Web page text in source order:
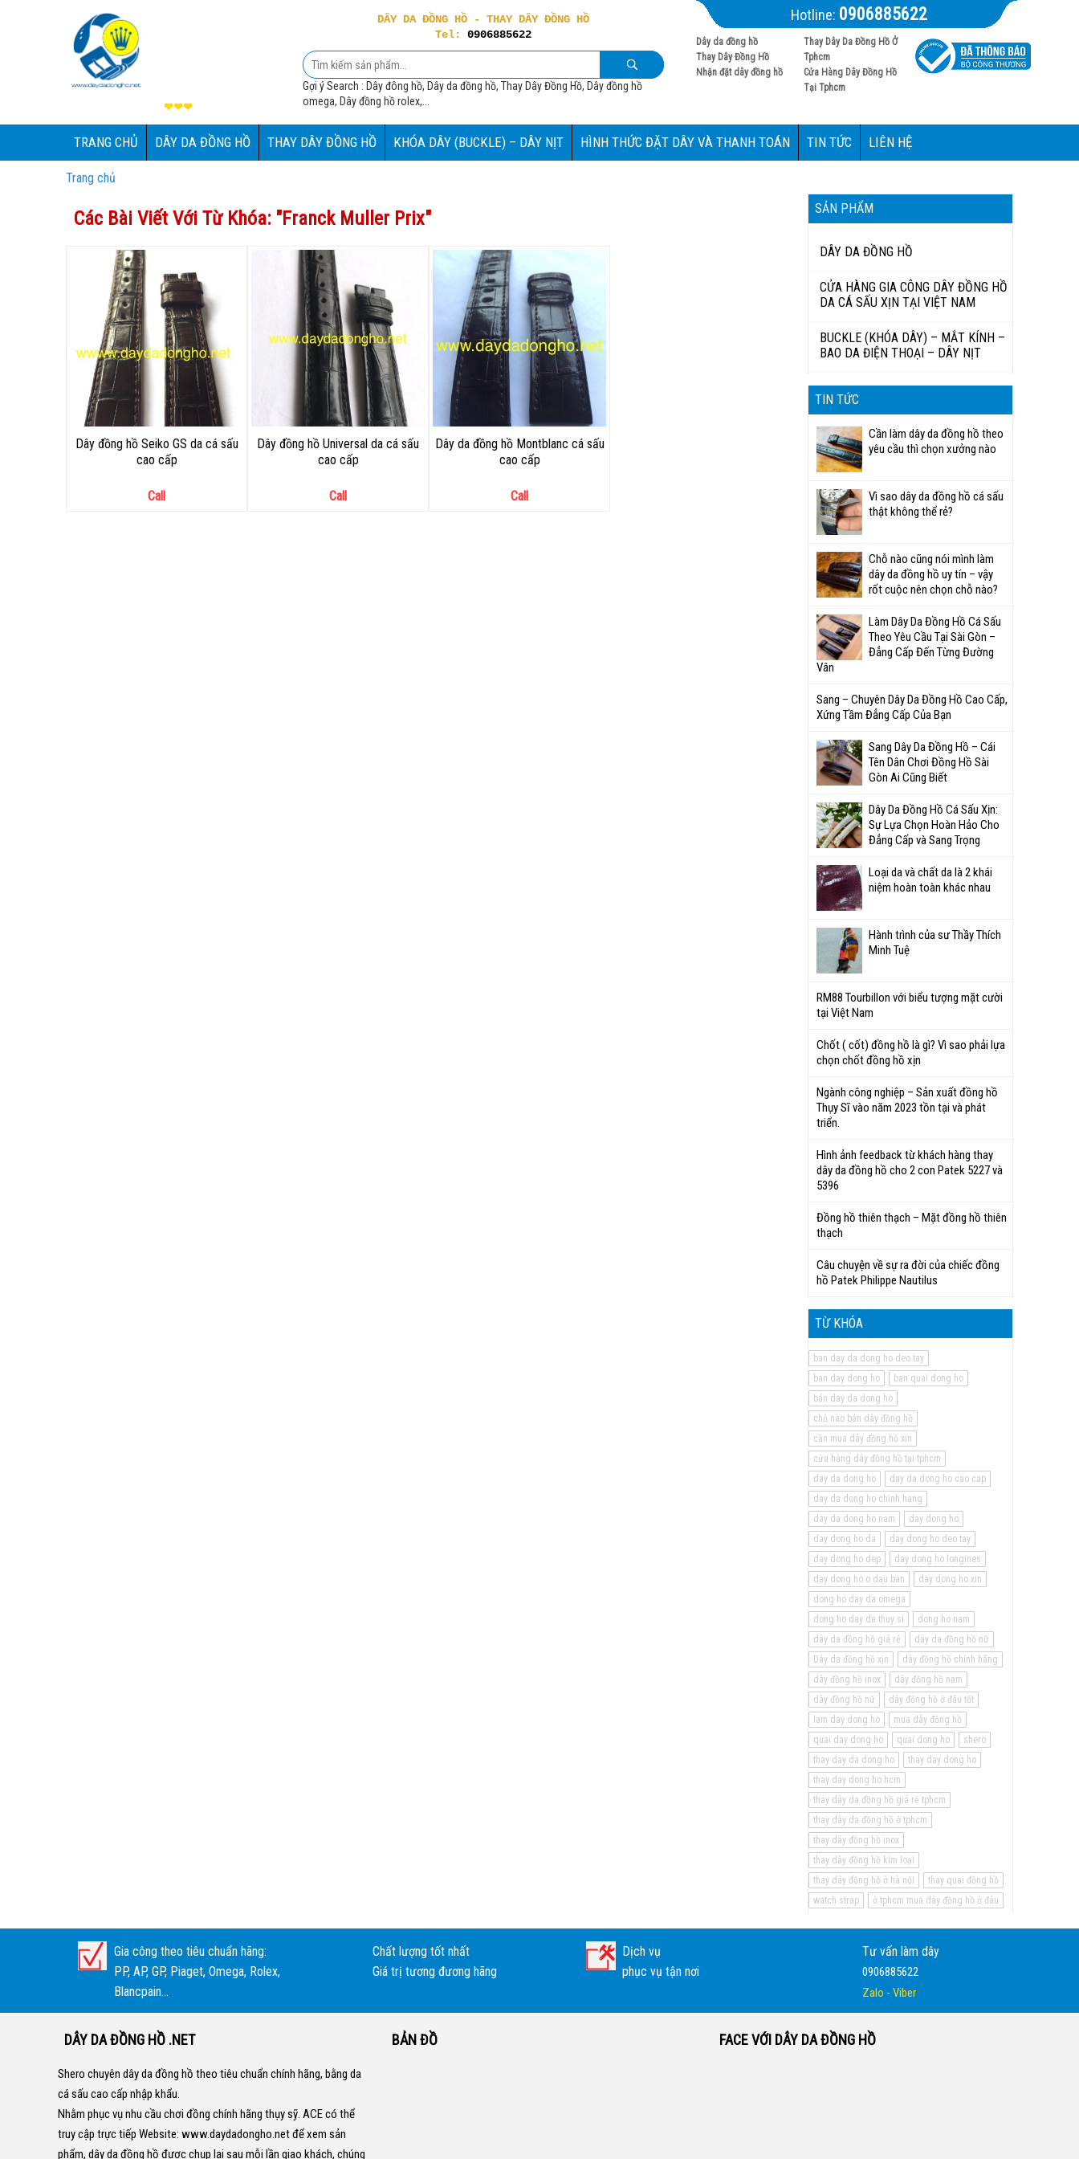
❤❤❤
DÂY DA ĐỒNG HỒ - THAY DÂY ĐỒNG HỒ
Tel: 0906885622
Gợi ý Search : Dây đông hồ, Dây da đồng hồ, Thay Dây Đồng Hồ, Dây đồng hồ
omega, Dây đồng hồ rolex,...
Hotline: 0906885622
Dây da đồng hồ
Thay Dây Đồng Hồ
Nhận đặt dây đồng hồ
Thay Dây Da Đồng Hồ Ở
Tphcm
Cửa Hàng Dây Đồng Hồ
Tại Tphcm
TRANG CHỦ DÂY DA ĐỒNG HỒ THAY DÂY ĐỒNG HỒ KHÓA DÂY (BUCKLE) – DÂY NỊT HÌNH THỨC ĐẶT DÂY VÀ THANH TOÁN TIN TỨC LIÊN HỆ
Trang chủ
Các Bài Viết Với Từ Khóa: "Franck Muller Prix"
Dây đồng hồ Seiko GS da cá sấu
cao cấp
Call
Dây đồng hồ Universal da cá sấu
cao cấp
Call
Dây da đồng hồ Montblanc cá sấu
cao cấp
Call
SẢN PHẨM
DÂY DA ĐỒNG HỒ
CỬA HÀNG GIA CÔNG DÂY ĐỒNG HỒ
DA CÁ SẤU XỊN TẠI VIỆT NAM
BUCKLE (KHÓA DÂY) – MẮT KÍNH –
BAO DA ĐIỆN THOẠI – DÂY NỊT
TIN TỨC
Cần làm dây da đồng hồ theo
yêu cầu thì chọn xưởng nào
Vì sao dây da đồng hồ cá sấu
thật không thể rẻ?
Chỗ nào cũng nói mình làm
dây da đồng hồ uy tín – vậy
rốt cuộc nên chọn chỗ nào?
Làm Dây Da Đồng Hồ Cá Sấu
Theo Yêu Cầu Tại Sài Gòn –
Đẳng Cấp Đến Từng Đường
Vân
Sang – Chuyên Dây Da Đồng Hồ Cao Cấp,
Xứng Tầm Đẳng Cấp Của Bạn
Sang Dây Da Đồng Hồ – Cái
Tên Dân Chơi Đồng Hồ Sài
Gòn Ai Cũng Biết
Dây Da Đồng Hồ Cá Sấu Xịn:
Sự Lựa Chọn Hoàn Hảo Cho
Đẳng Cấp và Sang Trọng
Loại da và chất da là 2 khái
niệm hoàn toàn khác nhau
Hành trình của sư Thầy Thích
Minh Tuệ
RM88 Tourbillon với biểu tượng mặt cười
tại Việt Nam
Chốt ( cốt) đồng hồ là gì? Vì sao phải lựa
chọn chốt đồng hồ xịn
Ngành công nghiệp – Sản xuất đồng hồ
Thụy Sĩ vào năm 2023 tồn tại và phát
triển.
Hình ảnh feedback từ khách hàng thay
dây da đồng hồ cho 2 con Patek 5227 và
5396
Đồng hồ thiên thạch – Mặt đồng hồ thiên
thạch
Câu chuyện về sự ra đời của chiếc đồng
hồ Patek Philippe Nautilus
TỪ KHÓA
ban day da dong ho deo tay
ban day dong ho
ban quai dong ho
bán day da dong ho
chỗ nào bán dây đồng hồ
cần mua dây đồng hồ xịn
cửa hàng dây đồng hồ tại tphcm
day da dong ho
day da dong ho cao cap
day da dong ho chinh hang
day da dong ho nam
day dong ho
day dong ho da
day dong ho deo tay
day dong ho dep
day dong ho longines
day dong ho o dau ban
day dong ho xin
dong ho day da omega
dong ho day da thuy si
dong ho nam
dây da đồng hồ giá rẻ
dây da đồng hồ nữ
Dây da đồng hồ xịn
dây đồng hồ chính hãng
dây đồng hồ inox
dây đồng hồ nam
dây đồng hồ nữ
dây đồng hồ ở đâu tốt
lam day dong ho
mua dây đồng hồ
quai day dong ho
quai dong ho
shero
thay day da dong ho
thay day dong ho
thay day dong ho hcm
thay dây da đồng hồ giá rẻ tphcm
thay dây da đồng hồ ở tphcm
thay dây đồng hồ inox
thay dây đồng hồ kim loại
thay dây đồng hồ ở hà nội
thay quai đồng hồ
watch strap
ở tphcm mua dây đồng hồ ở đâu
Gia công theo tiêu chuẩn hãng:
PP, AP, GP, Piaget, Omega, Rolex,
Blancpain...
Chất lượng tốt nhất
Giá trị tương đương hãng
Dịch vụ
phục vụ tận nơi
Tư vấn làm dây
0906885622
Zalo - Viber
DÂY DA ĐỒNG HỒ .NET
Shero chuyên dây da đồng hồ theo tiêu chuẩn chính hãng, bằng da
cá sấu cao cấp nhập khẩu.
Nhằm phục vụ nhu cầu chơi đồng chính hãng thụy sỹ. ACE có thể
truy cập trực tiếp Website: www.daydadongho.netđể xem sản
phẩm, dây da đồng hồ được chụp lại sau mỗi lần giao khách, chúng
BẢN ĐỒ FACE VỚI DÂY DA ĐỒNG HỒ